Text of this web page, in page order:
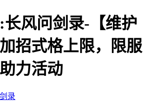
风问剑录-【维护
招式格上限，限服
力活动